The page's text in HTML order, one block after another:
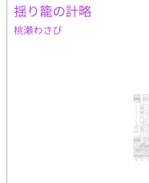
揺り籠の計略
桃瀬わさび